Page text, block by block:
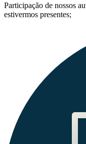
Participação de nossos
estivermos presentes;